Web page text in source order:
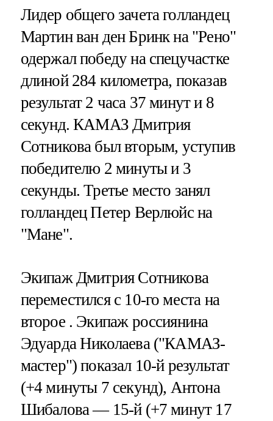
Лидер общего зачета голландец
Мартин ван ден Бринк на "Рено"
одержал победу на спецучастке
длиной 284 километра, показав
результат 2 часа 37 минут и 8
секунд. КАМАЗ Дмитрия
Сотникова был вторым, уступив
победителю 2 минуты и 3
секунды. Третье место занял
голландец Петер Верлюйс на
"Мане".
Экипаж Дмитрия Сотникова
переместился с 10-го места на
второе . Экипаж россиянина
Эдуарда Николаева ("КАМАЗ-
мастер") показал 10-й результат
(+4 минуты 7 секунд), Антона
Шибалова — 15-й (+7 минут 17